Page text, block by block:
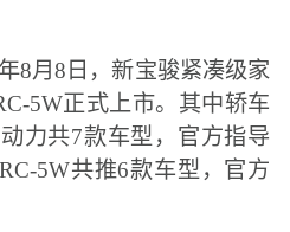
8月8日，新宝骏紧凑级家
5W正式上市。其中轿车
力共7款车型，官方指导
5W共推6款车型，官方